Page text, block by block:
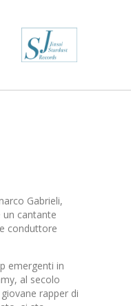
Gabrieli,
un cantante
conduttore
emergenti in
al secolo
rapper di